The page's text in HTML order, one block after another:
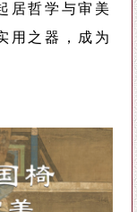
居哲学与审美
用之器，成为